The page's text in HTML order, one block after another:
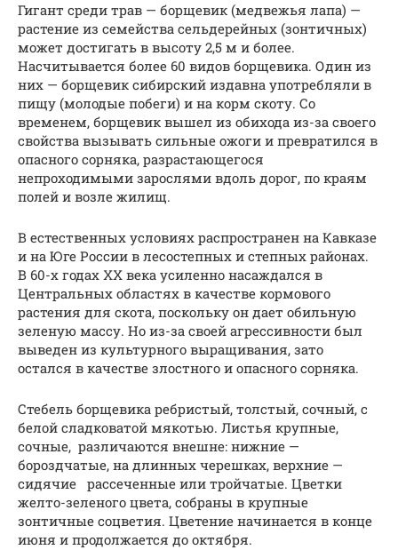
Гигант среди трав — борщевик (медвежья лапа) —
растение из семейства сельдерейных (зонтичных)
может достигать в высоту 2,5 м и более.
Насчитывается более 60 видов борщевика. Один из
них — борщевик сибирский издавна употребляли в
пищу (молодые побеги) и на корм скоту. Со
временем, борщевик вышел из обихода из-за своего
свойства вызывать сильные ожоги и превратился в
опасного сорняка, разрастающегося
непроходимыми зарослями вдоль дорог, по краям
полей и возле жилищ.
В естественных условиях распространен на Кавказе
и на Юге России в лесостепных и степных районах.
В 60-х годах XX века усиленно насаждался в
Центральных областях в качестве кормового
растения для скота, поскольку он дает обильную
зеленую массу. Но из-за своей агрессивности был
выведен из культурного выращивания, зато
остался в качестве злостного и опасного сорняка.
Стебель борщевика ребристый, толстый, сочный, с
белой сладковатой мякотью. Листья крупные,
сочные, различаются внешне: нижние —
бороздчатые, на длинных черешках, верхние —
сидячие рассеченные или тройчатые. Цветки
желто-зеленого цвета, собраны в крупные
зонтичные соцветия. Цветение начинается в конце
июня и продолжается до октября.